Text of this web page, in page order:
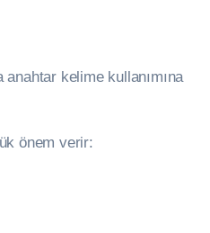
anahtar kelime kullanımına
önem verir: